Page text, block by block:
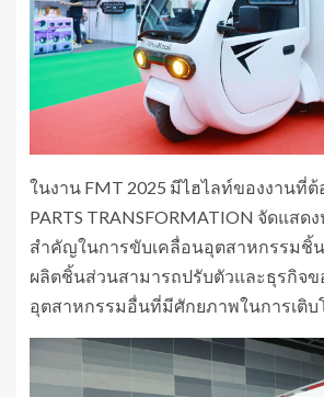
ในงาน FMT 2025 มีไฮไลท์ของงานที่
PARTS TRANSFORMATION จัดแ
สำคัญในการขับเคลื่อนอุตสาหกรรมชิ้
ผลิตชิ้นส่วนสามารถปรับตัวและธุรกิจข
อุตสาหกรรมอื่นที่มีศักยภาพในการเติบ